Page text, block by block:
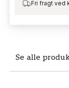
Se alle
Fri fragt ved